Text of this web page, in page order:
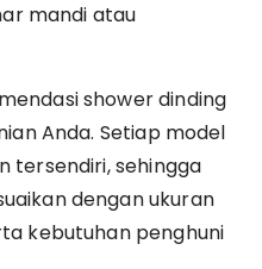
mandi atau
shower dinding
Anda. Setiap model
tersendiri, sehingga
dengan ukuran
kebutuhan penghuni